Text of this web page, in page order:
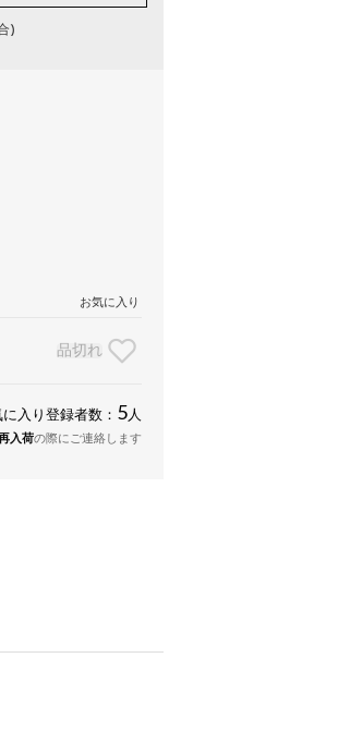
)
お気に入り
品切れ
に入り登録者数： 5 人
入荷の際にご連絡します